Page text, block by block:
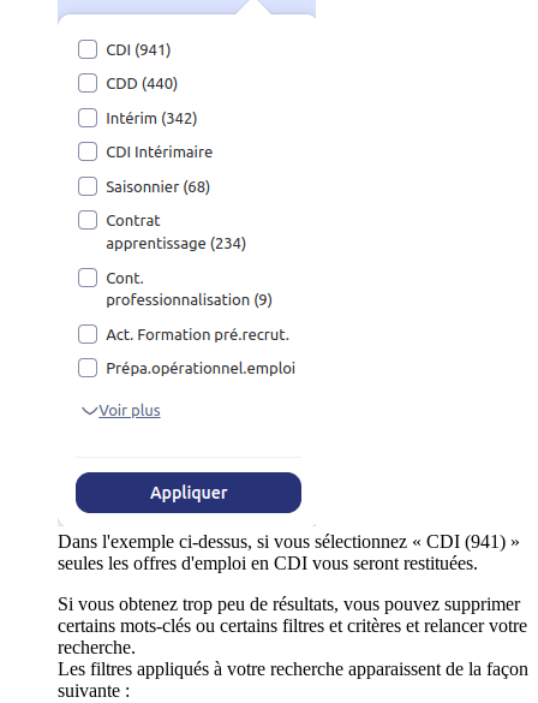
Dans l'exemple ci-dessus, si vous sélectionnez « CDI (941) »
seules les offres d'emploi en CDI vous seront restituées.
Si vous obtenez trop peu de résultats, vous pouvez supprimer
certains mots-clés ou certains filtres et critères et relancer votre
recherche.
Les filtres appliqués à votre recherche apparaissent de la façon
suivante :